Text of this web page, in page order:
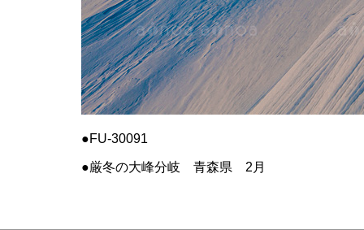
FU-30091
厳冬の大峰分岐 青森県 2月